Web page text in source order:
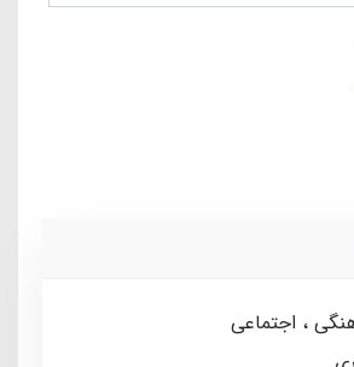
، اجتماعی